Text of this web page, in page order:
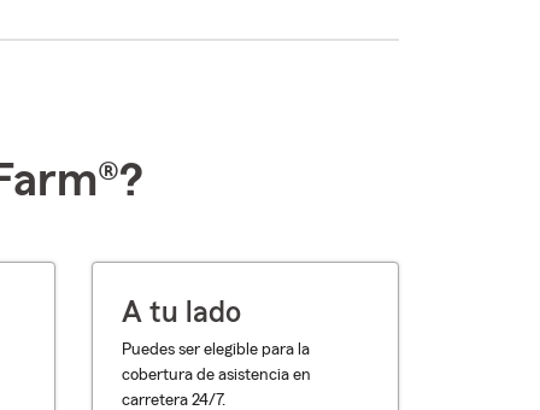
A tu lado
Puedes ser elegible para la
cobertura de asistencia en
carretera 24/7.